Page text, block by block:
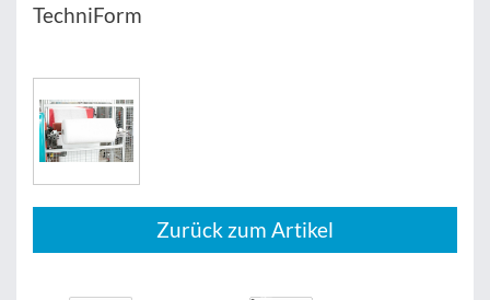
TechniForm
Zurück zum Artikel